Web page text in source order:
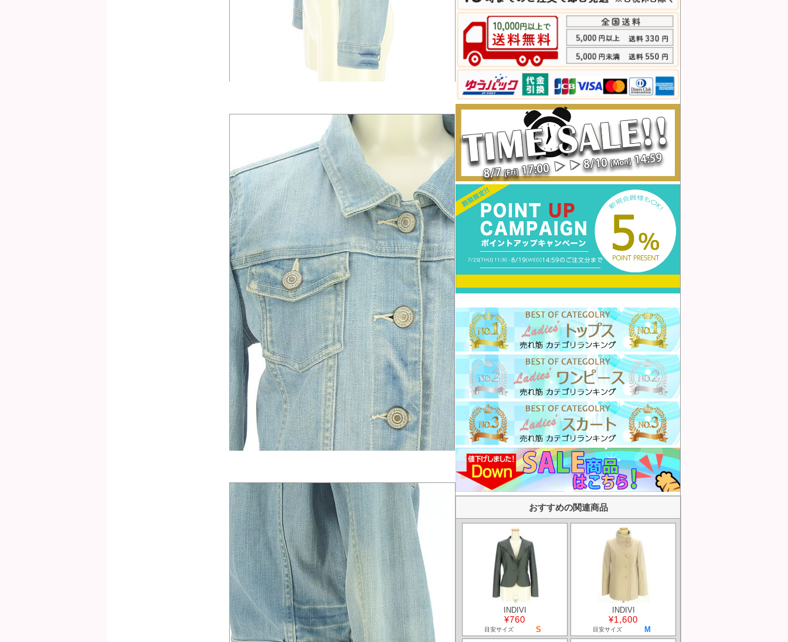
おすすめの関連商品
INDIVI
¥760
目安サイズ S
INDIVI
¥1,600
目安サイズ M